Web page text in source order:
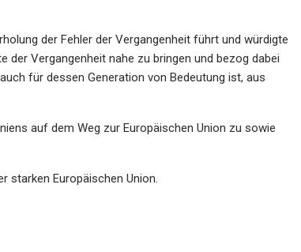
der Fehler der Vergangenheit führt und würdigte
der Vergangenheit nahe zu bringen und bezog dabei
für dessen Generation von Bedeutung ist, aus
auf dem Weg zur Europäischen Union zu sowie
starken Europäischen Union.